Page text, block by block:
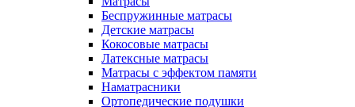
Беспружинные матрасы
Детские матрасы
Кокосовые матрасы
Латексные матрасы
Матрасы с эффектом памяти
Наматрасники
Ортопедические подушки